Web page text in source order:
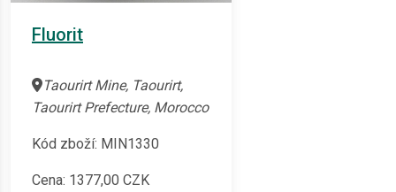
Fluorit
Taourirt Mine, Taourirt,
Taourirt Prefecture, Morocco
Kód zboží: MIN1330
Cena: 1377,00 CZK